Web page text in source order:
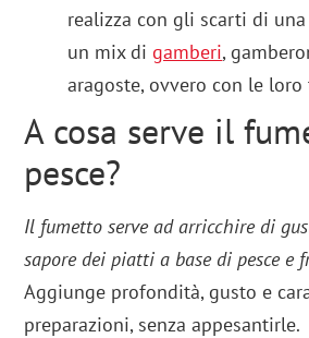
realizza con gli scarti di
un mix digamberi,
aragoste, ovvero con le loro
A cosa serve il
pesce?
Il fumetto serve ad arricchire di
sapore dei piatti a base di pesce e
Aggiunge profondità, gusto e
preparazioni, senza appesantirle.